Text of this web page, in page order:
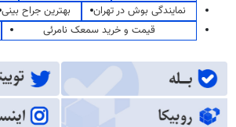
نمایندگی بوش در تهران
بهترین جراح بینی
قیمت و خرید سمعک نامرئی